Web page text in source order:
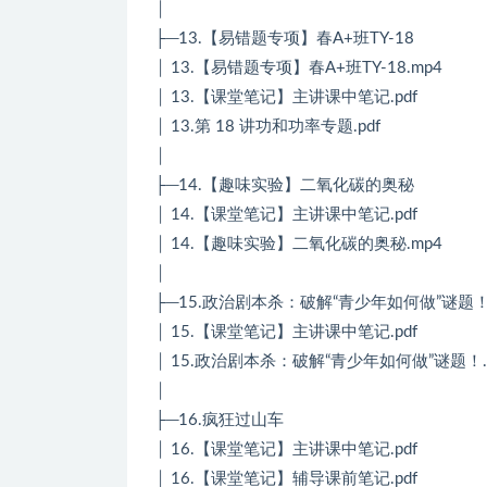
├─13.【易错题专项】春A+班TY-18
│ 13.【易错题专项】春A+班TY-18.mp4
│ 13.【课堂笔记】主讲课中笔记.pdf
│ 13.第 18 讲功和功率专题.pdf
├─14.【趣味实验】二氧化碳的奥秘
│ 14.【课堂笔记】主讲课中笔记.pdf
│ 14.【趣味实验】二氧化碳的奥秘.mp4
├─15.政治剧本杀：破解“青少年如何做”谜题！
│ 15.【课堂笔记】主讲课中笔记.pdf
│ 15.政治剧本杀：破解“青少年如何做”谜题！
├─16.疯狂过山车
│ 16.【课堂笔记】主讲课中笔记.pdf
│ 16.【课堂笔记】辅导课前笔记.pdf